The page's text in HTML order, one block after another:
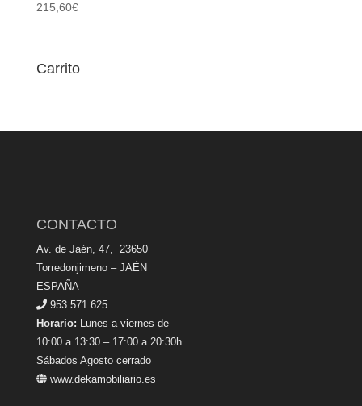
215,60€
Carrito
CONTACTO
Av. de Jaén, 47, 23650
Torredonjimeno – JAÉN
ESPAÑA
953 571 625
Horario: Lunes a viernes de
10:00 a 13:30 – 17:00 a 20:30h
Sábados Agosto cerrado
www.dekamobiliario.es